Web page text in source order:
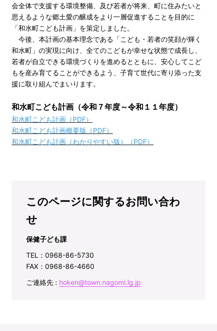
会全体で支援する環境整備、及び若者が将来、町に住みたいと
思えるような郷土愛の醸成をより一層促進することを目的に
「和水町こども計画」を策定しました。
今後、本計画の基本理念である「こども・若者の笑顔が輝く
和水町」の実現に向け、全てのこどもが幸せな状態で成長し、
若者が自立できる環境づくりを進めるとともに、安心してこど
もを産み育てることができるよう、子育て世代に寄り添った支
援に取り組んでまいります。
和水町こども計画（令和７年度～令和１１年度）
和水町こども計画 （PDF）
和水町こども計画概要版 （PDF）
和水町こども計画（わかりやすい版）
（PDF）
このページに関するお問い合わ
せ
保健子ども課
TEL：0968-86-5730
FAX：0968-86-4660
ご連絡先 : hoken@town.nagomi.lg.jp